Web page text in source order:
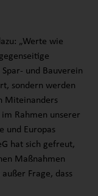
„Werte wie
und Bauverein
sondern werden
Miteinanders
Rahmen unserer
und Europas
hat sich gefreut,
Maßnahmen
Frage, dass